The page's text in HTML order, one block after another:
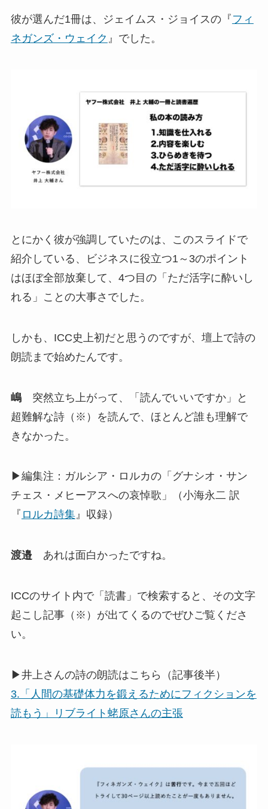
彼が選んだ1冊は、ジェイムス・ジョイスの『 フィ
ネガンズ・ウェイク 』でした。
とにかく彼が強調していたのは、このスライドで
紹介している、ビジネスに役立つ1～3のポイント
はほぼ全部放棄して、4つ目の「ただ活字に酔いし
れる」ことの大事さでした。
しかも、ICC史上初だと思うのですが、壇上で詩の
朗読まで始めたんです。
嶋突然立ち上がって、「読んでいいですか」と
超難解な詩（※）を読んで、ほとんど誰も理解で
きなかった。
▶編集注：ガルシア・ロルカの「グナシオ・サン
チェス・メヒーアスへの哀悼歌」（小海永二 訳
『 ロルカ詩集』収録）
渡邉 あれは面白かったですね。
ICCのサイト内で「読書」で検索すると、その文字
起こし記事（※）が出てくるのでぜひご覧くださ
い。
▶井上さんの詩の朗読はこちら（記事後半）
3.「人間の基礎体力を鍛えるためにフィクションを
読もう」リブライト蛯原さんの主張